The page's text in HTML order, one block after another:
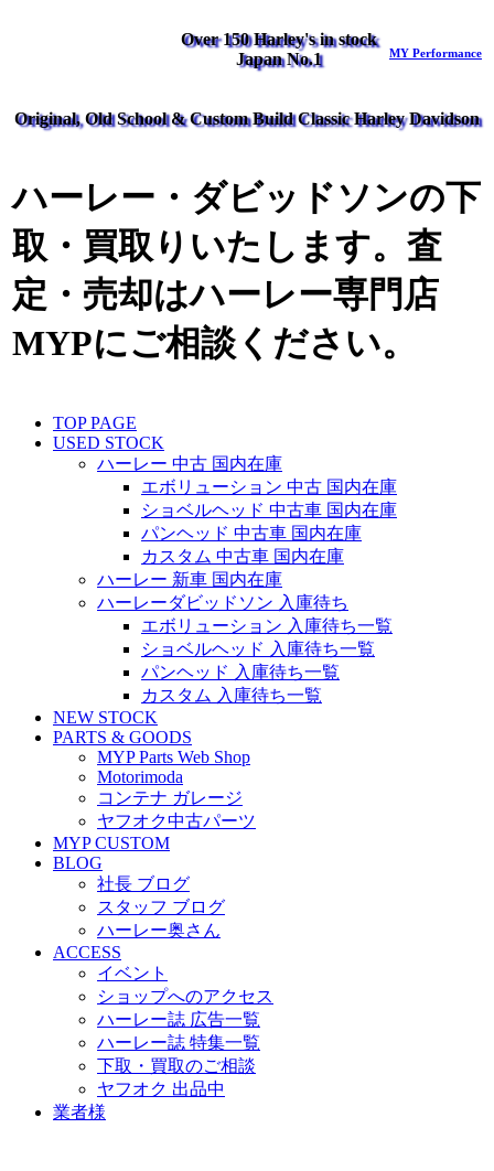
Over 150 Harley's in stock
Japan No.1
MY Performance
Original, Old School & Custom Build Classic Harley Davidson
ハーレー・ダビッドソンの下
取・買取りいたします。査
定・売却はハーレー専門店
MYPにご相談ください。
TOP PAGE
USED STOCK
ハーレー 中古 国内在庫
エボリューション 中古 国内在庫
ショベルヘッド 中古車 国内在庫
パンヘッド 中古車 国内在庫
カスタム 中古車 国内在庫
ハーレー 新車 国内在庫
ハーレーダビッドソン 入庫待ち
エボリューション 入庫待ち一覧
ショベルヘッド 入庫待ち一覧
パンヘッド 入庫待ち一覧
カスタム 入庫待ち一覧
NEW STOCK
PARTS & GOODS
MYP Parts Web Shop
Motorimoda
コンテナ ガレージ
ヤフオク中古パーツ
MYP CUSTOM
BLOG
社長 ブログ
スタッフ ブログ
ハーレー奥さん
ACCESS
イベント
ショップへのアクセス
ハーレー誌 広告一覧
ハーレー誌 特集一覧
下取・買取のご相談
ヤフオク 出品中
業者様